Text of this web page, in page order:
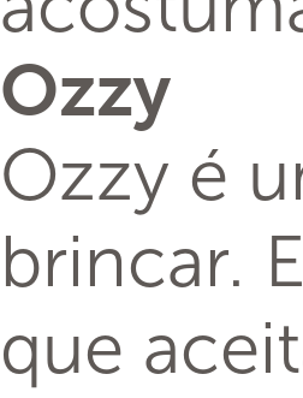
Ozzy
Ozzy é
brincar.
que